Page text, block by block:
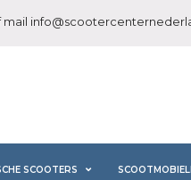
mail
SCOOTERS